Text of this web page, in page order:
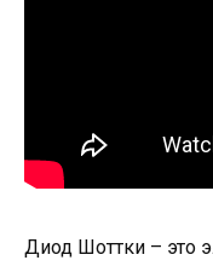
Диод Шоттки – это